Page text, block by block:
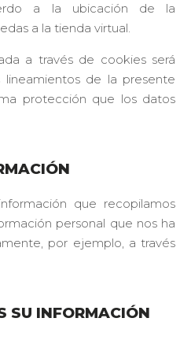
a la ubicación de la
a la tienda virtual.
a través de cookies será
de la presente
protección que los datos
que recopilamos
personal que nos ha
por ejemplo, a través
SU INFORMACIÓN